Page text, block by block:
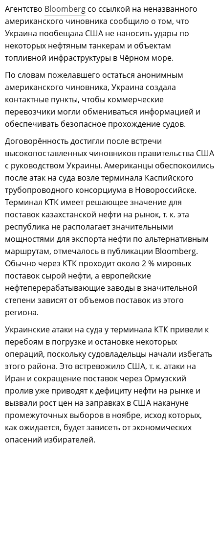
Агентство Bloomberg со ссылкой на неназванного
американского чиновника сообщило о том, что
Украина пообещала США не наносить удары по
некоторых нефтяным танкерам и объектам
топливной инфраструктуры в Чёрном море.
По словам пожелавшего остаться анонимным
американского чиновника, Украина создала
контактные пункты, чтобы коммерческие
перевозчики могли обмениваться информацией и
обеспечивать безопасное прохождение судов.
Договорённость достигли после встречи
высокопоставленных чиновников правительства США
с руководством Украины. Американцы обеспокоились
после атак на суда возле терминала Каспийского
трубопроводного консорциума в Новороссийске.
Терминал КТК имеет решающее значение для
поставок казахстанской нефти на рынок, т. к. эта
республика не располагает значительными
мощностями для экспорта нефти по альтернативным
маршрутам, отмечалось в публикации Bloomberg.
Обычно через КТК проходит около 2 % мировых
поставок сырой нефти, а европейские
нефтеперерабатывающие заводы в значительной
степени зависят от объемов поставок из этого
региона.
Украинские атаки на суда у терминала КТК привели к
перебоям в погрузке и остановке некоторых
операций, поскольку судовладельцы начали избегать
этого района. Это встревожило США, т. к. атаки на
Иран и сокращение поставок через Ормузский
пролив уже приводят к дефициту нефти на рынке и
вызвали рост цен на заправках в США накануне
промежуточных выборов в ноябре, исход которых,
как ожидается, будет зависеть от экономических
опасений избирателей.